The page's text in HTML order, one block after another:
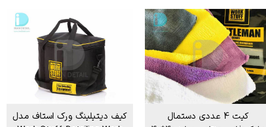
کیت 4 عددی دستمال
کیف دیتیلینگ ورک استاف مدل